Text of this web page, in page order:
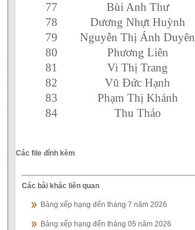
77 Bùi Anh Thư
78 Dương Nhựt Huỳnh
79 Nguyễn Thị Ánh Duyên
80 Phương Liên
81 Vi Thị Trang
82 Vũ Đức Hạnh
83 Phạm Thị Khánh
84 Thu Thảo
Các file đính kèm
Các bài khác liên quan
Bảng xếp hạng đến tháng 7 năm 2026
Bảng xếp hạng đến tháng 05 năm 2026